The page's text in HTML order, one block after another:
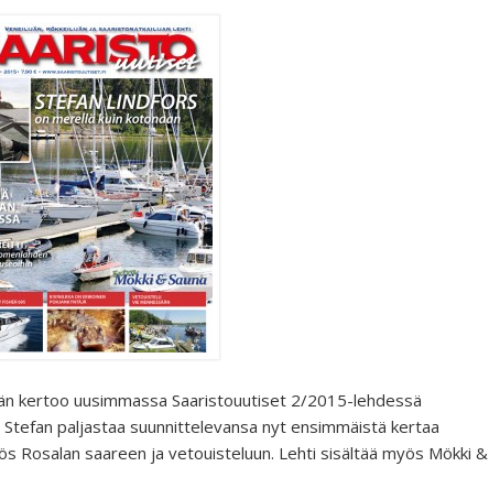
kertoo uusimmassa Saaristouutiset 2/2015-lehdessä
paljastaa suunnittelevansa nyt ensimmäistä kertaa
Rosalan saareen ja vetouisteluun. Lehti sisältää myös Mökki &